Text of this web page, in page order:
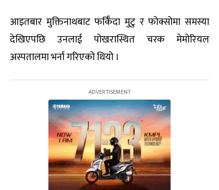
आइतबार मुक्तिनाथबाट फर्किँदा मुटु र फोक्सोमा समस्या
देखिएपछि उनलाई पोखरास्थित चरक मेमोरियल
अस्पतालमा भर्ना गरिएको थियो ।